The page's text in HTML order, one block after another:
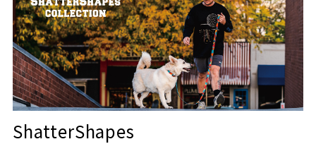
ShatterShapes